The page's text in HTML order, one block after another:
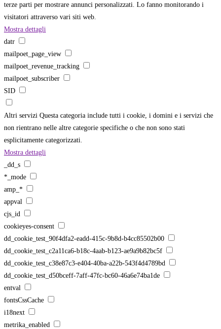
terze parti per mostrare annunci personalizzati. Lo fanno monitorando i
visitatori attraverso vari siti web.
Mostra dettagli
datr
mailpoet_page_view
mailpoet_revenue_tracking
mailpoet_subscriber
SID
Altri servizi Questa categoria include tutti i cookie, i domini e i servizi che
non rientrano nelle altre categorie specifiche o che non sono stati
esplicitamente categorizzati.
Mostra dettagli
_dd_s
*_mode
amp_*
appval
cjs_id
cookieyes-consent
dd_cookie_test_90f4dfa2-eadd-415c-9b8d-b4cc85502b00
dd_cookie_test_c2a11ca6-b18c-4aab-b123-ae9a9b82bc5f
dd_cookie_test_c38e87c3-e404-40ba-a22b-543f4d4789bd
dd_cookie_test_d50bceff-7aff-47fc-bc60-46a6e74ba1de
entval
fontsCssCache
i18next
metrika_enabled